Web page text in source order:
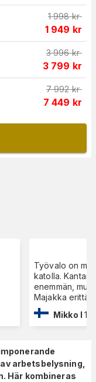
1 998 kr
1 949 kr
3 996 kr
3 799 kr
7 992 kr
7 449 kr
Työvalo on
katolla.
enemmän,
Majakka
Mikko I
arbetsbelysning,
Här kombineras